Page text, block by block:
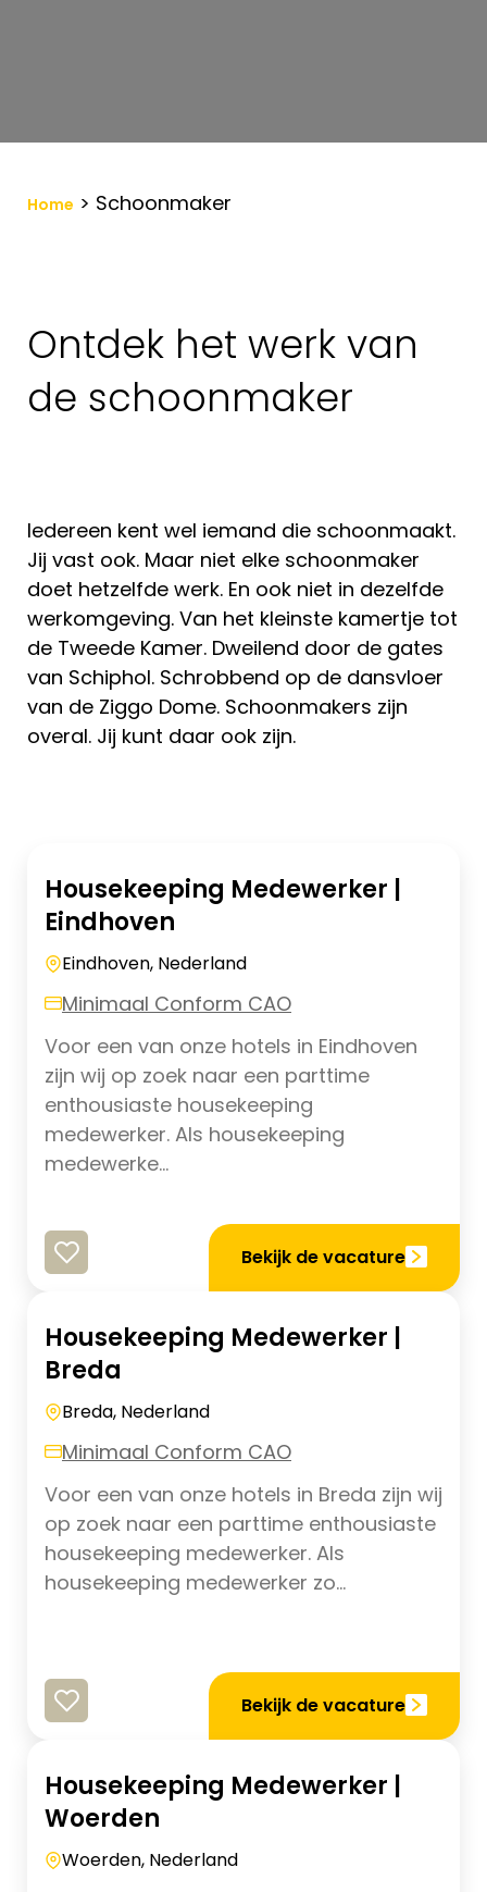
Home > Schoonmaker
Ontdek het werk van
de schoonmaker
Iedereen kent wel iemand die schoonmaakt.
Jij vast ook. Maar niet elke schoonmaker
doet hetzelfde werk. En ook niet in dezelfde
werkomgeving. Van het kleinste kamertje tot
de Tweede Kamer. Dweilend door de gates
van Schiphol. Schrobbend op de dansvloer
van de Ziggo Dome. Schoonmakers zijn
overal. Jij kunt daar ook zijn.
Housekeeping Medewerker |
Eindhoven
Eindhoven, Nederland
Minimaal Conform CAO
Voor een van onze hotels in Eindhoven
zijn wij op zoek naar een parttime
enthousiaste housekeeping
medewerker. Als housekeeping
medewerke...
Bekijk de vacature
Housekeeping Medewerker |
Breda
Breda, Nederland
Minimaal Conform CAO
Voor een van onze hotels in Breda zijn wij
op zoek naar een parttime enthousiaste
housekeeping medewerker. Als
housekeeping medewerker zo...
Bekijk de vacature
Housekeeping Medewerker |
Woerden
Woerden, Nederland